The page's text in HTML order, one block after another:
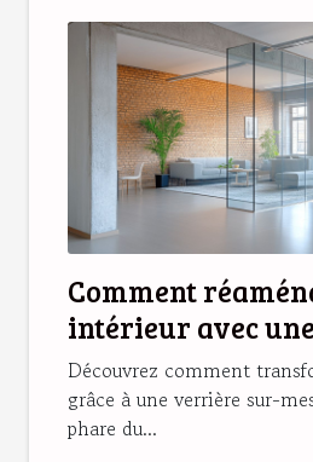
Comment
intérieur avec
sur-mesure ?
Découvrez comment
grâce à une verrière sur-
phare du...